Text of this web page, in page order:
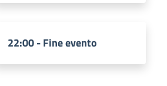
22:00 - Fine evento